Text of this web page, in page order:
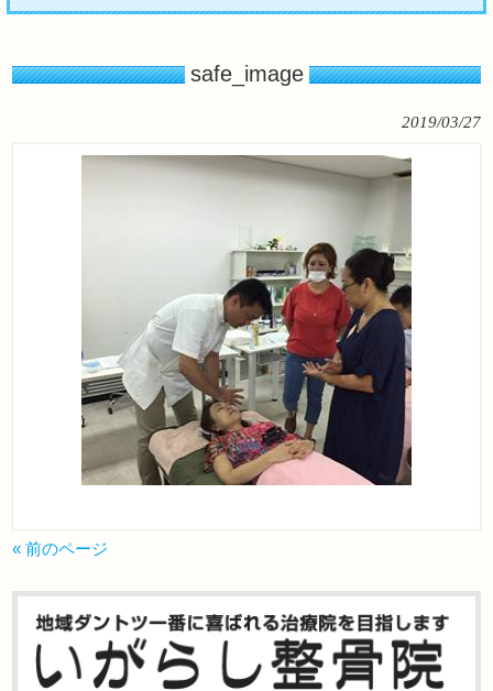
safe_image
2019/03/27
« 前のページ